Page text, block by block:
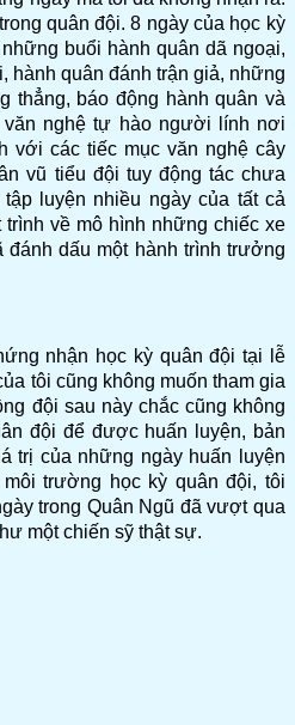
quân đội. 8 ngày của học kỳ
buổi hành quân dã ngoại,
hành quân đánh trận giả, những
thẳng, báo động hành quân và
văn nghệ tự hào người lính nơi
với các tiếc mục văn nghệ cây
vũ tiểu đội tuy động tác chưa
luyện nhiều ngày của tất cả
về mô hình những chiếc xe
đánh dấu một hành trình trưởng
nhận học kỳ quân đội tại lễ
tôi cũng không muốn tham gia
đội sau này chắc cũng không
đội để được huấn luyện, bản
trị của những ngày huấn luyện
trường học kỳ quân đội, tôi
trong Quân Ngũ đã vượt qua
một chiến sỹ thật sự.